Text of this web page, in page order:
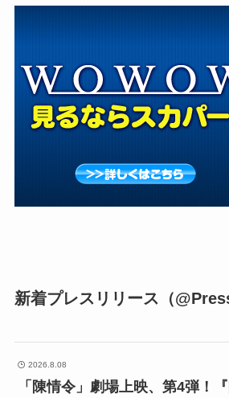
新着プレスリリース（
2026.8.08
「陳情令」劇場上映、第4弾！